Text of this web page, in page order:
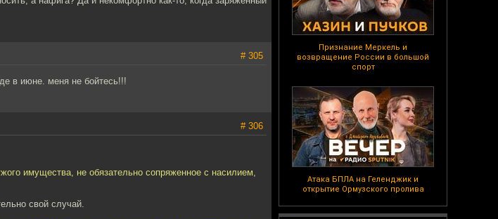
Признание Меркель и
возвращение России в большой
спорт
Атака БПЛА на Геленджик и
открытие Ормузского пролива
# 305
в июне. меня не бойтесь!!!
# 306
имущества, не обязательно сопряженное с насилием,
свой случай.